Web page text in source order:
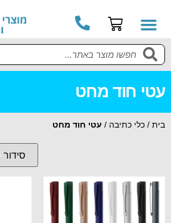
עטי חוד מחט
בית / כלי כתיבה / עטי חוד מחט